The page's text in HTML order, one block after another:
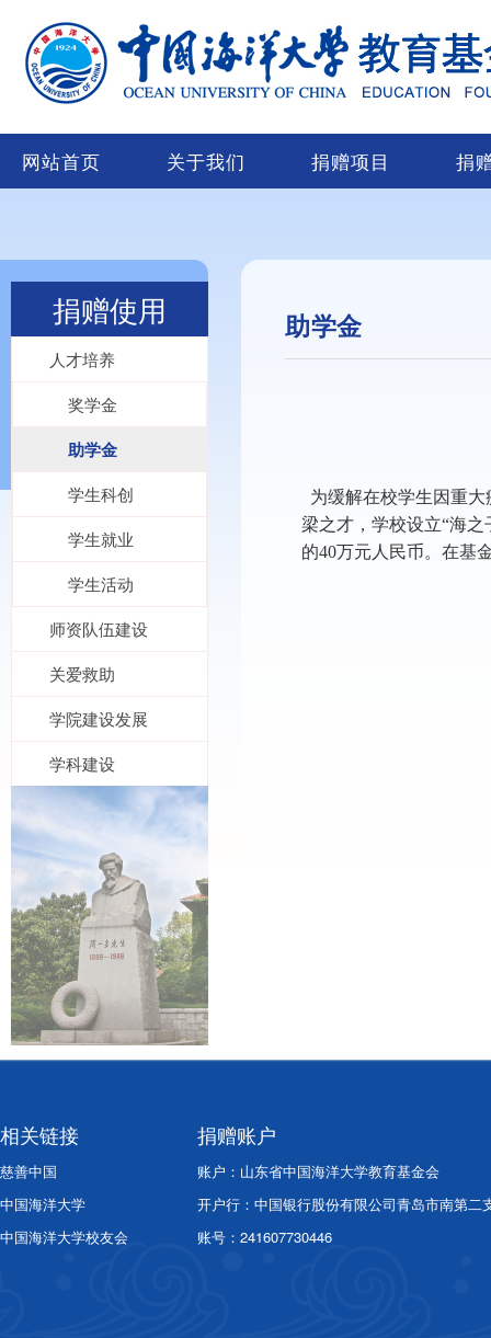
网站首页 关于我们 捐赠项目 捐
捐赠使用
人才培养
奖学金
助学金
学生科创
学生就业
学生活动
师资队伍建设
关爱救助
学院建设发展
学科建设
助学金
为缓解在校学生因重
梁之才，学校设立“海之
的40万元人民币。在基
相关链接
慈善中国
中国海洋大学
中国海洋大学校友会
捐赠账户
账户：山东省中国海洋大学教育基金会
开户行：中国银行股份有限公司青岛市南第二
账号：241607730446